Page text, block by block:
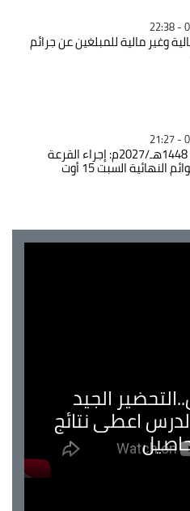
وغير مالية للمبلغين عن جرائم
حج موسم 1448هـ/2027م: إجراء القرعة
النهائية السبت 15 أوت
الجيد
اعطى نتائج